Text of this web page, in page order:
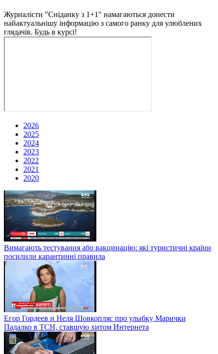
Журналісти "Сніданку з 1+1" намагаються донести
найактуальнішу інформацію з самого ранку для улюблених
глядачів. Будь в курсі!
2026
2025
2024
2023
2022
2021
2020
Вимагають тестування або вакцинацію: які туристичні країни
посилили карантинні правила
Егор Гордеев и Неля Шовкопляс про улыбку Марички
Падалко в ТСН, ставшую хитом Интернета